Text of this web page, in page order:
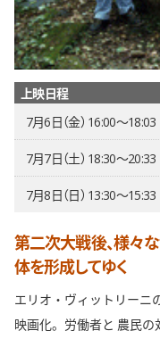
上映日程
7月6日（金） 16:00〜18:03
7月7日（土） 18:30〜20:33
7月8日（日） 13:30〜15:33
第二次大戦後、様々
体を形成してゆく
エリオ・ヴィットリーニ
映画化。労働者と 農民